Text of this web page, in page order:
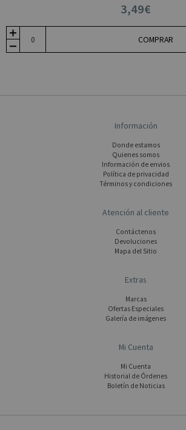
3,49€
COMPRAR
Información
Donde estamos
Quienes somos
Información de envios
Polí­tica de privacidad
Términos y condiciones
Atención al cliente
Contáctenos
Devoluciones
Mapa del Sitio
Extras
Marcas
Ofertas Especiales
Galería de imágenes
Mi Cuenta
Mi Cuenta
Historial de Órdenes
Boletín de Noticias